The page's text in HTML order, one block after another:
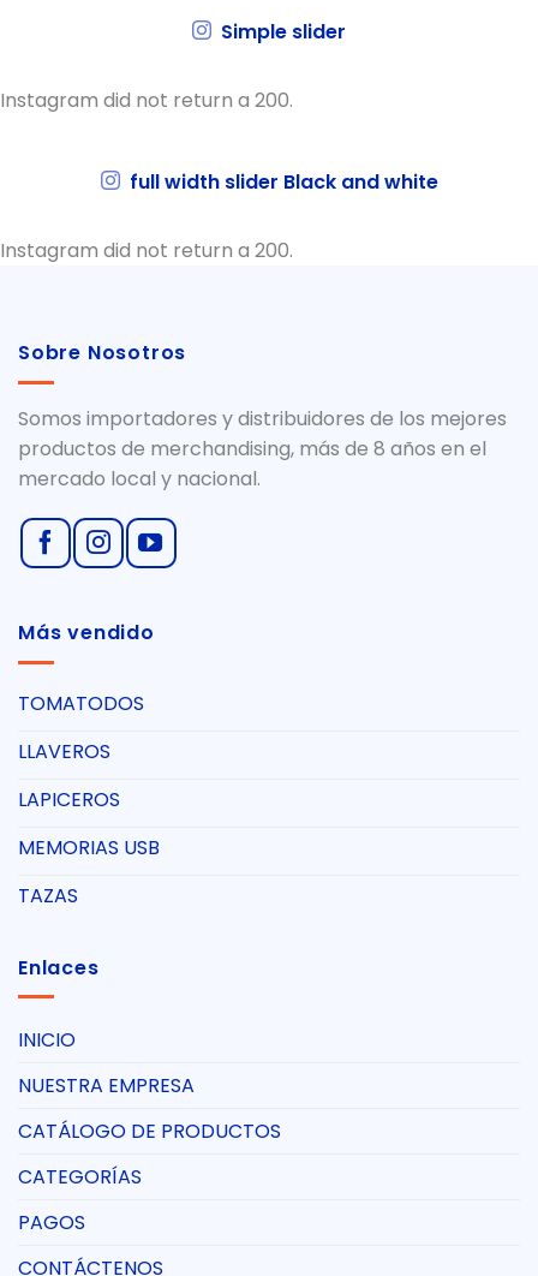
Simple slider
Instagram did not return a 200.
full width slider Black and white
Instagram did not return a 200.
Sobre Nosotros
Somos importadores y distribuidores de los mejores
productos de merchandising, más de 8 años en el
mercado local y nacional.
Más vendido
TOMATODOS
LLAVEROS
LAPICEROS
MEMORIAS USB
TAZAS
Enlaces
INICIO
NUESTRA EMPRESA
CATÁLOGO DE PRODUCTOS
CATEGORÍAS
PAGOS
CONTÁCTENOS